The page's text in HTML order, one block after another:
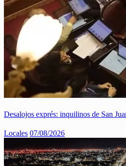
Desalojos exprés: inquilinos de San
Locales 07/08/2026